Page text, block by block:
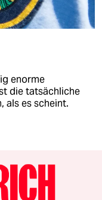
enorme
die tatsächliche
als es scheint.